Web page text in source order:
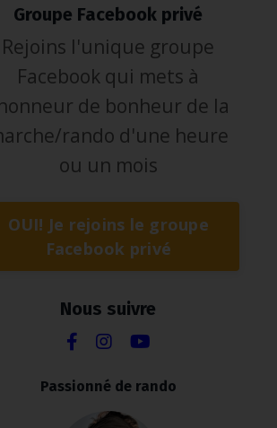
Groupe Facebook privé
Rejoins l'unique groupe
Facebook qui mets à
de bonheur de la
rando d'une heure
ou un mois
OUI! Je rejoins le groupe
Facebook privé
Nous suivre
Passionné de rando